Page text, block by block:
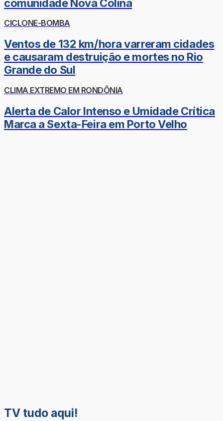
comunidade Nova Colina
CICLONE-BOMBA
Ventos de 132 km/hora varreram cidades
e causaram destruição e mortes no Rio
Grande do Sul
CLIMA EXTREMO EM RONDÔNIA
Alerta de Calor Intenso e Umidade Crítica
Marca a Sexta-Feira em Porto Velho
TV tudo aqui!